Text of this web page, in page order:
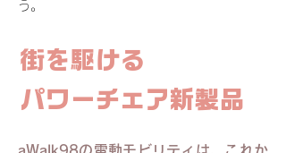
う。
街を駆ける
パワーチェア新製品